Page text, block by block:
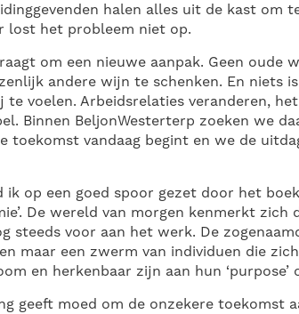
halen alles uit de kast om
lost het probleem niet op.
om een nieuwe aanpak. Geen oude
andere wijn te schenken. En niets
te voelen. Arbeidsrelaties veranderen,
Binnen BeljonWesterterp zoeken we
toekomst vandaag begint en we de
ik op een goed spoor gezet door het
De wereld van morgen kenmerkt
steeds voor aan het werk. De
maar een zwerm van individuen die
en herkenbaar zijn aan hun ‘purpose’
geeft moed om de onzekere toekomst